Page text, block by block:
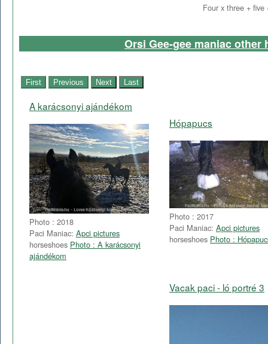
Four x three +
Orsi Gee-gee maniac other
A karácsonyi ajándékom
Photo : 2018
Paci Maniac: Apci pictures
horseshoes Photo : A karácsonyi
ajándékom
Hópapucs
Photo : 2017
Paci Maniac: Apci pictures
horseshoes Photo :
Vacak paci - ló portré 3